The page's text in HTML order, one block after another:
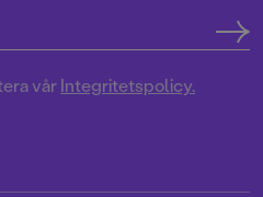
vårIntegritetspolicy.